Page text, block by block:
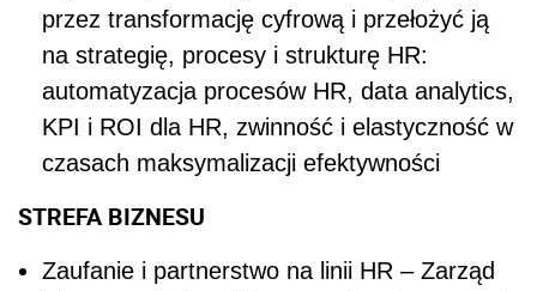
przez transformację cyfrową i przełożyć ją
na strategię, procesy i strukturę HR:
automatyzacja procesów HR, data analytics,
KPI i ROI dla HR, zwinność i elastyczność w
czasach maksymalizacji efektywności
STREFA BIZNESU
Zaufanie i partnerstwo na linii HR – Zarząd